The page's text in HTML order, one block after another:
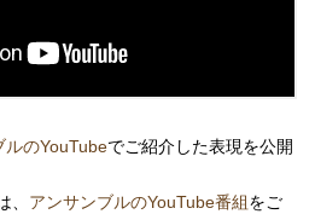
ルのYouTubeでご紹介した表現を公開
、 アンサンブルのYouTube番組をご